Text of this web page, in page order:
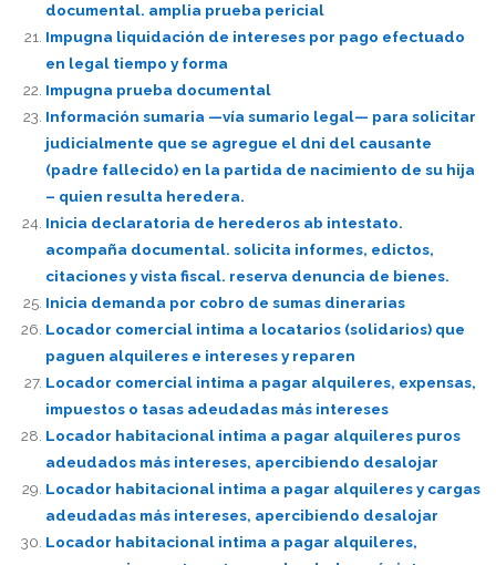
documental. amplia prueba pericial
Impugna liquidación de intereses por pago efectuado
en legal tiempo y forma
Impugna prueba documental
Información sumaria —vía sumario legal— para solicitar
judicialmente que se agregue el dni del causante
(padre fallecido) en la partida de nacimiento de su hija
– quien resulta heredera.
Inicia declaratoria de herederos ab intestato.
acompaña documental. solicita informes, edictos,
citaciones y vista fiscal. reserva denuncia de bienes.
Inicia demanda por cobro de sumas dinerarias
Locador comercial intima a locatarios (solidarios) que
paguen alquileres e intereses y reparen
Locador comercial intima a pagar alquileres, expensas,
impuestos o tasas adeudadas más intereses
Locador habitacional intima a pagar alquileres puros
adeudados más intereses, apercibiendo desalojar
Locador habitacional intima a pagar alquileres y cargas
adeudadas más intereses, apercibiendo desalojar
Locador habitacional intima a pagar alquileres,